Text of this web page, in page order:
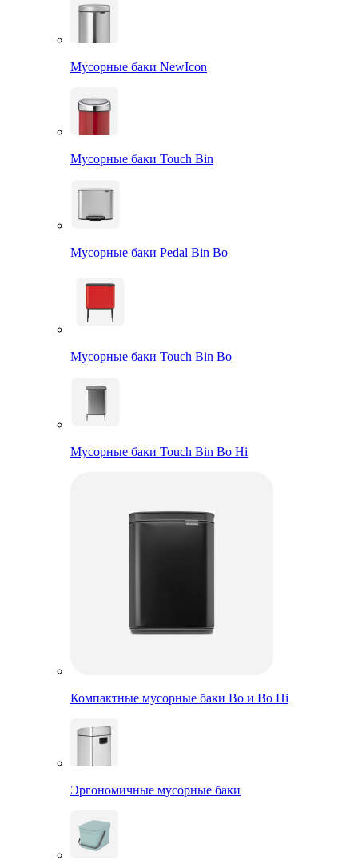
Мусорные баки NewIcon
Мусорные баки Touch Bin
Мусорные баки Pedal Bin Bo
Мусорные баки Touch Bin Bo
Мусорные баки Touch Bin Bo Hi
Компактные мусорные баки Bo и Bo Hi
Эргономичные мусорные баки